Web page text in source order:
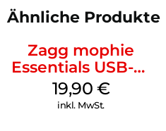
Ähnliche Produkte
Zagg mophie
Essentials USB-C-
20W Charger PD
Weiß
19,90 €
inkl. MwSt.